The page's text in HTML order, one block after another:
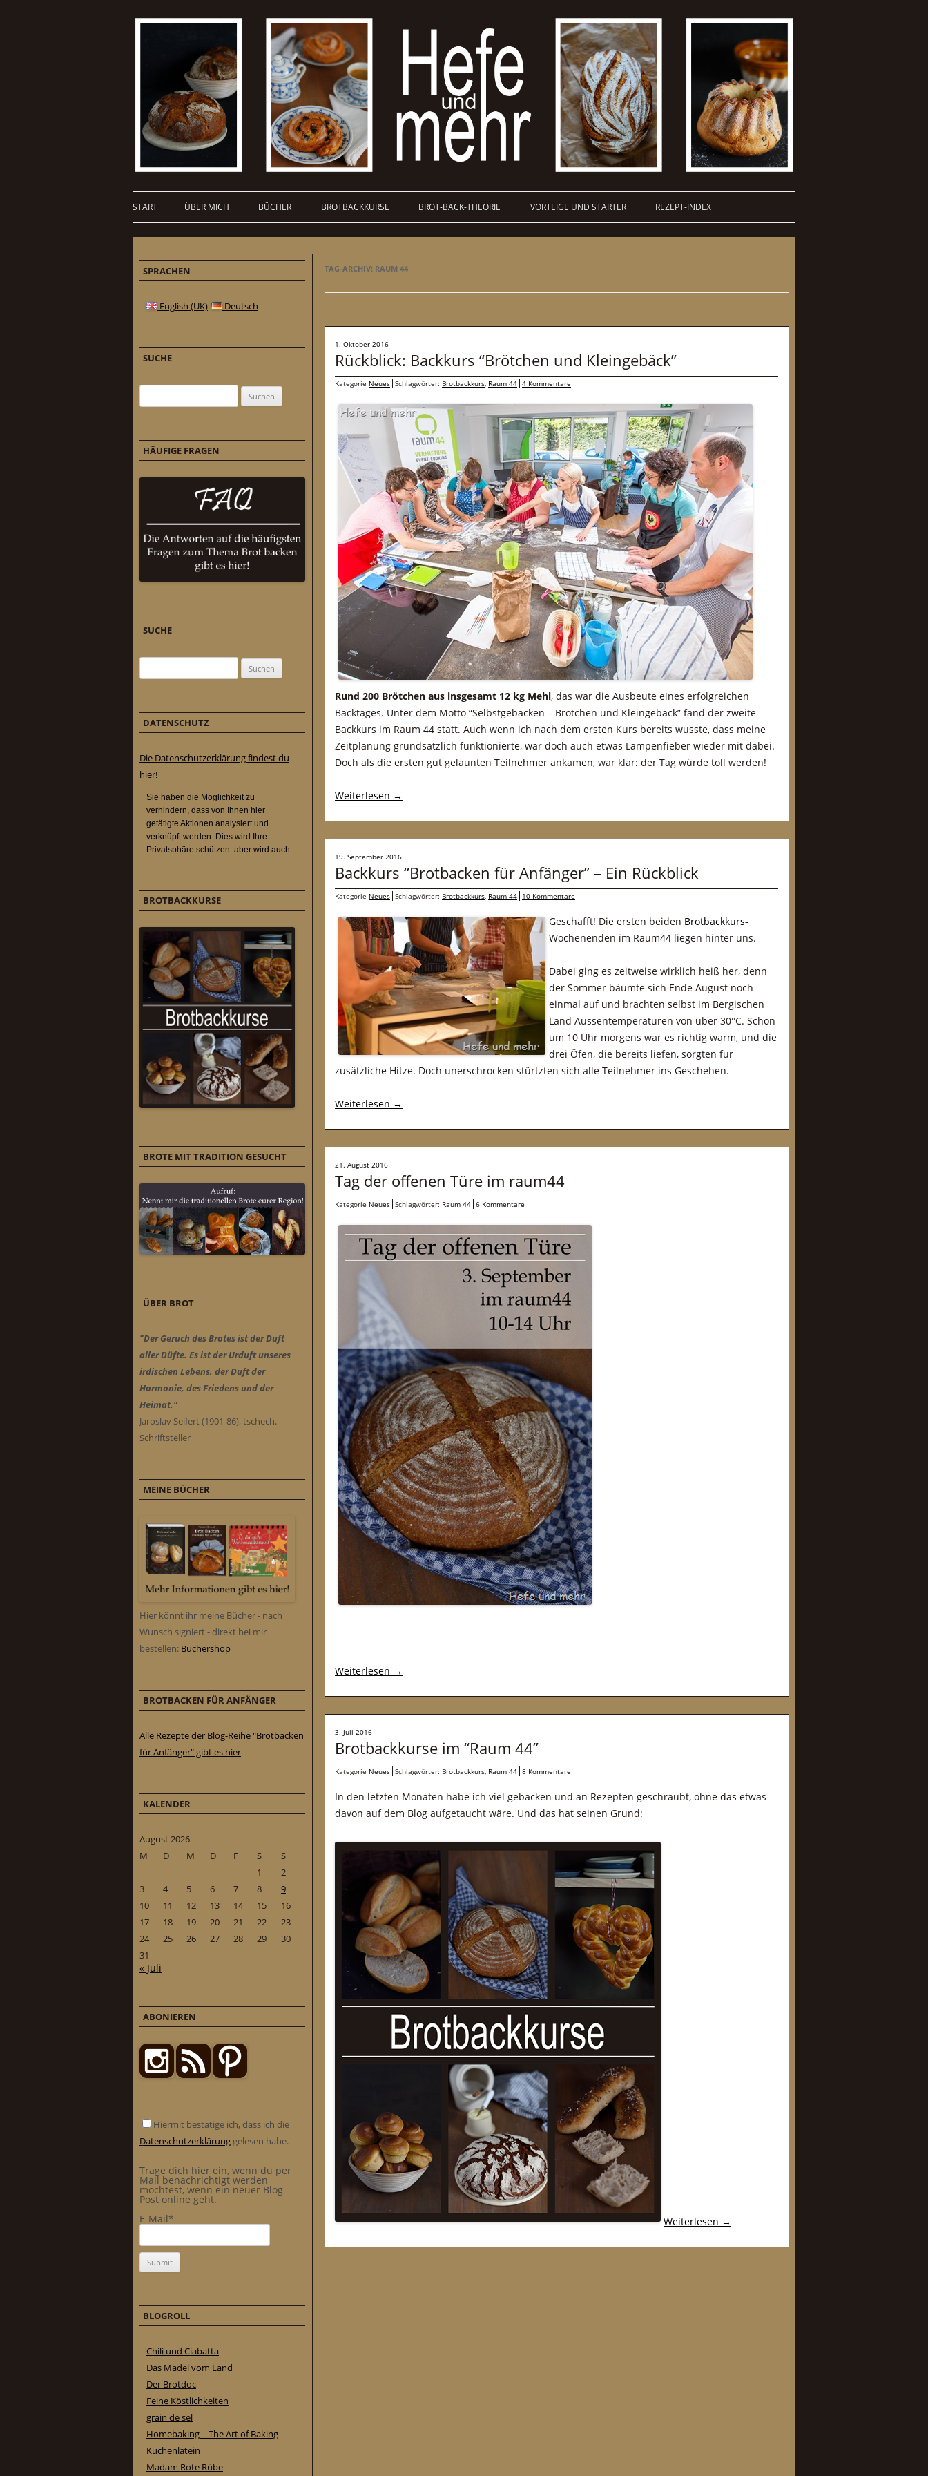
START ÜBER MICH BÜCHER BROTBACKKURSE BROT-BACK-THEORIE VORTEIGE UND STARTER REZEPT-INDEX
TAG-ARCHIV: RAUM 44
1. Oktober 2016
Rückblick: Backkurs “Brötchen und Kleingebäck”
Kategorie Neues Schlagwörter: Brotbackkurs, Raum 44 4 Kommentare
Rund 200 Brötchen aus insgesamt 12 kg Mehl, das war die Ausbeute eines erfolgreichen
Backtages. Unter dem Motto “Selbstgebacken – Brötchen und Kleingebäck” fand der zweite
Backkurs im Raum 44 statt. Auch wenn ich nach dem ersten Kurs bereits wusste, dass meine
Zeitplanung grundsätzlich funktionierte, war doch auch etwas Lampenfieber wieder mit dabei.
Doch als die ersten gut gelaunten Teilnehmer ankamen, war klar: der Tag würde toll werden!
Weiterlesen →
19. September 2016
Backkurs “Brotbacken für Anfänger” – Ein Rückblick
Kategorie Neues Schlagwörter: Brotbackkurs, Raum 44 10 Kommentare
Geschafft! Die ersten beiden Brotbackkurs-
Wochenenden im Raum44 liegen hinter uns.
Dabei ging es zeitweise wirklich heiß her, denn
der Sommer bäumte sich Ende August noch
einmal auf und brachten selbst im Bergischen
Land Aussentemperaturen von über 30°C. Schon
um 10 Uhr morgens war es richtig warm, und die
drei Öfen, die bereits liefen, sorgten für
zusätzliche Hitze. Doch unerschrocken stürtzten sich alle Teilnehmer ins Geschehen.
Weiterlesen →
21. August 2016
Tag der offenen Türe im raum44
Kategorie Neues Schlagwörter: Raum 44 6 Kommentare
Weiterlesen →
3. Juli 2016
Brotbackkurse im “Raum 44”
Kategorie Neues Schlagwörter: Brotbackkurs, Raum 44 8 Kommentare
In den letzten Monaten habe ich viel gebacken und an Rezepten geschraubt, ohne das etwas
davon auf dem Blog aufgetaucht wäre. Und das hat seinen Grund:
Weiterlesen →
SPRACHEN
English (UK) Deutsch
SUCHE
HÄUFIGE FRAGEN
SUCHE
DATENSCHUTZ
Die Datenschutzerklärung findest du
hier!
BROTBACKKURSE
BROTE MIT TRADITION GESUCHT
ÜBER BROT
"Der Geruch des Brotes ist der Duft
aller Düfte. Es ist der Urduft unseres
irdischen Lebens, der Duft der
Harmonie, des Friedens und der
Heimat."
Jaroslav Seifert (1901-86), tschech.
Schriftsteller
MEINE BÜCHER
Hier könnt ihr meine Bücher - nach
Wunsch signiert - direkt bei mir
bestellen: Büchershop
BROTBACKEN FÜR ANFÄNGER
Alle Rezepte der Blog-Reihe "Brotbacken
für Anfänger" gibt es hier
KALENDER
August 2026
M
D M D F S
S
1
2
3
4 5 6 7 8
9
10
11 12 13 14 15
16
17
18 19 20 21 22
23
24
25 26 27 28 29
30
31
« Juli
ABONIEREN
Hiermit bestätige ich, dass ich die
Datenschutzerklärung gelesen habe.
Trage dich hier ein, wenn du per
Mail benachrichtigt werden
möchtest, wenn ein neuer Blog-
Post online geht.
E-Mail*
BLOGROLL
Chili und Ciabatta
Das Mädel vom Land
Der Brotdoc
Feine Köstlichkeiten
grain de sel
Homebaking – The Art of Baking
Küchenlatein
Madam Rote Rübe